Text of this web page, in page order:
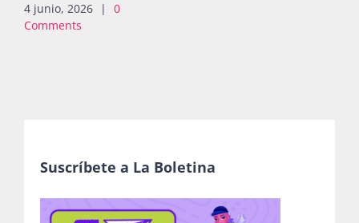
4 junio, 2026 |
0
Comments
Suscríbete a La Boletina